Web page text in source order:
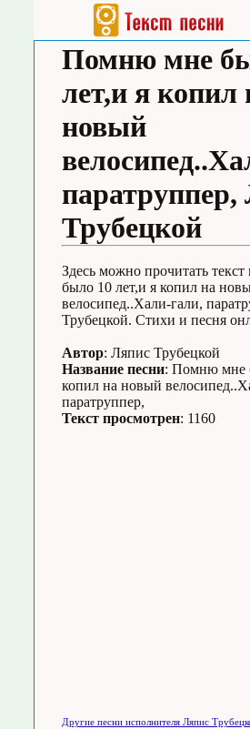
Помню мне
лет,и я копил
новый
паратруппер,
Трубецкой
Здесь можно прочитать
было 10 лет,и я копил на
велосипед..Хали-гали,
Трубецкой. Стихи и песня
Автор: Ляпис Трубецкой
Название песни: Помню мне
копил на новый
паратруппер,
Текст просмотрен: 1160
Другие песни исполнителя Ляпис